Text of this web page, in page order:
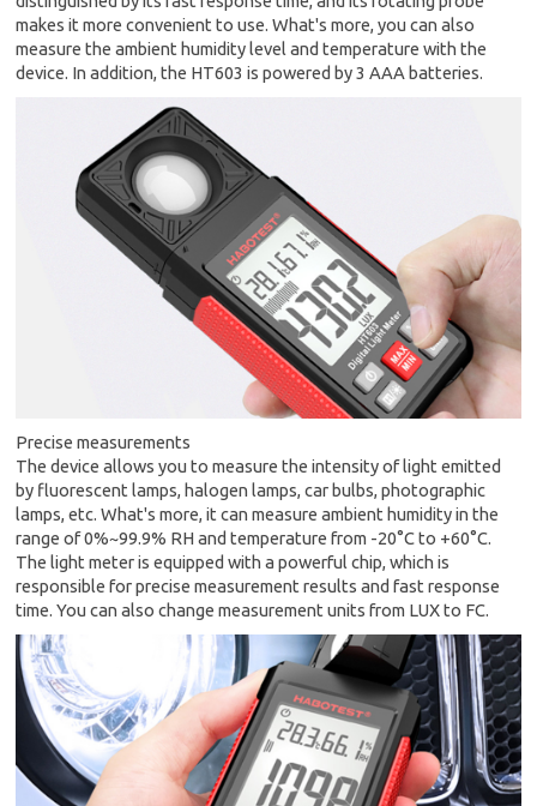
makes it more convenient to use. What's more, you can also
measure the ambient humidity level and temperature with the
device. In addition, the HT603 is powered by 3 AAA batteries.
Precise measurements
The device allows you to measure the intensity of light emitted
by fluorescent lamps, halogen lamps, car bulbs, photographic
lamps, etc. What's more, it can measure ambient humidity in the
range of 0%~99.9% RH and temperature from -20°C to +60°C.
The light meter is equipped with a powerful chip, which is
responsible for precise measurement results and fast response
time. You can also change measurement units from LUX to FC.